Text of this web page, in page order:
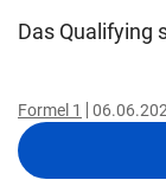
Das Qualifying
Formel 1